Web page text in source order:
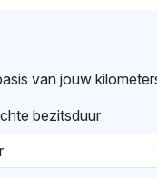
van jouw
bezitsduur